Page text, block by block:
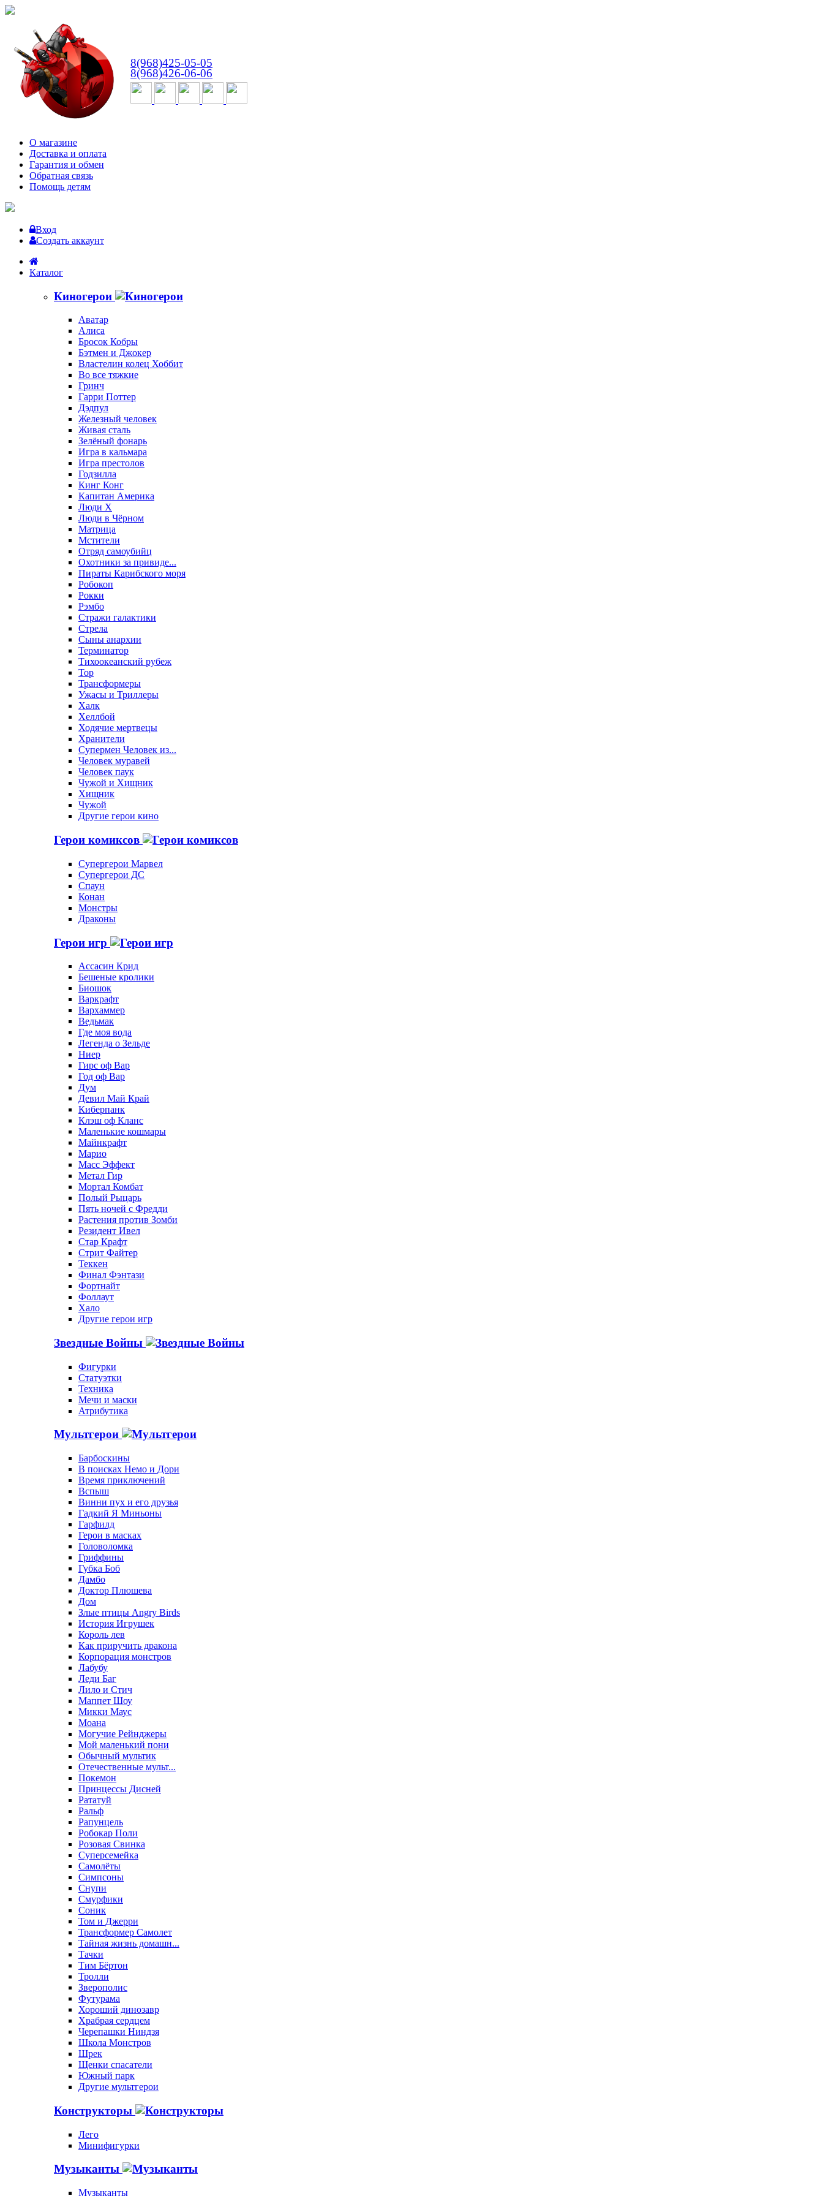
8(968)425-05-05
8(968)426-06-06
О магазине
Доставка и оплата
Гарантия и обмен
Обратная связь
Помощь детям
Вход
Создать аккаунт
Каталог
Киногерои
Аватар
Алиса
Бросок Кобры
Бэтмен и Джокер
Властелин колец Хоббит
Во все тяжкие
Гринч
Гарри Поттер
Дэдпул
Железный человек
Живая сталь
Зелёный фонарь
Игра в кальмара
Игра престолов
Годзилла
Кинг Конг
Капитан Америка
Люди X
Люди в Чёрном
Матрица
Мстители
Отряд самоубийц
Охотники за привиде...
Пираты Карибского моря
Робокоп
Рокки
Рэмбо
Стражи галактики
Стрела
Сыны анархии
Терминатор
Тихоокеанский рубеж
Тор
Трансформеры
Ужасы и Триллеры
Халк
Хеллбой
Ходячие мертвецы
Хранители
Супермен Человек из...
Человек муравей
Человек паук
Чужой и Хищник
Хищник
Чужой
Другие герои кино
Герои комиксов
Супергерои Марвел
Супергерои ДС
Спаун
Конан
Монстры
Драконы
Герои игр
Ассасин Крид
Бешеные кролики
Биошок
Варкрафт
Вархаммер
Ведьмак
Где моя вода
Легенда о Зельде
Ниер
Гирс оф Вар
Год оф Вар
Дум
Девил Май Край
Киберпанк
Клэш оф Кланс
Маленькие кошмары
Майнкрафт
Марио
Масс Эффект
Метал Гир
Мортал Комбат
Полый Рыцарь
Пять ночей с Фредди
Растения против Зомби
Резидент Ивел
Стар Крафт
Стрит Файтер
Теккен
Финал Фэнтази
Фортнайт
Фоллаут
Хало
Другие герои игр
Звездные Войны
Фигурки
Статуэтки
Техника
Мечи и маски
Атрибутика
Мультгерои
Барбоскины
В поисках Немо и Дори
Время приключений
Вспыш
Винни пух и его друзья
Гадкий Я Миньоны
Гарфилд
Герои в масках
Головоломка
Гриффины
Губка Боб
Дамбо
Доктор Плюшева
Дом
Злые птицы Angry Birds
История Игрушек
Король лев
Как приручить дракона
Корпорация монстров
Лабубу
Леди Баг
Лило и Стич
Маппет Шоу
Микки Маус
Моана
Могучие Рейнджеры
Мой маленький пони
Обычный мультик
Отечественные мульт...
Покемон
Принцессы Дисней
Рататуй
Ральф
Рапунцель
Робокар Поли
Розовая Свинка
Суперсемейка
Самолёты
Симпсоны
Снупи
Смурфики
Соник
Том и Джерри
Трансформер Самолет
Тайная жизнь домашн...
Тачки
Тим Бёртон
Тролли
Зверополис
Футурама
Хороший динозавр
Храбрая сердцем
Черепашки Ниндзя
Школа Монстров
Шрек
Щенки спасатели
Южный парк
Другие мультгерои
Конструкторы
Лего
Минифигурки
Музыканты
Музыканты